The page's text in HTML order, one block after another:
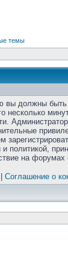
темы
вы должны быть
несколько
политикой,
на форумах
Соглашение о